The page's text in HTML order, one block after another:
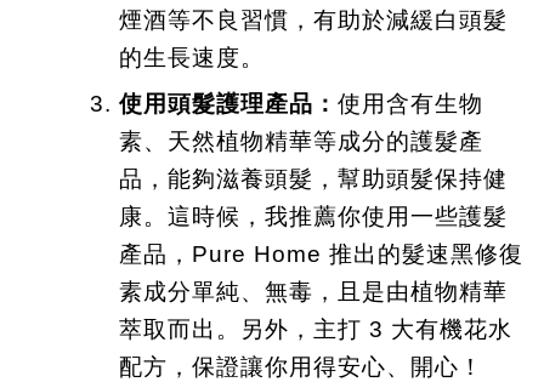
煙酒等不良習慣，有助於減緩白頭髮
的生長速度。
使用頭髮護理產品： 使用含有生物
素、天然植物精華等成分的護髮產
品，能夠滋養頭髮，幫助頭髮保持健
康。這時候，我推薦你使用一些護髮
產品，Pure Home 推出的髮速黑修復
素成分單純、無毒，且是由植物精華
萃取而出。另外，主打 3 大有機花水
配方，保證讓你用得安心、開心！